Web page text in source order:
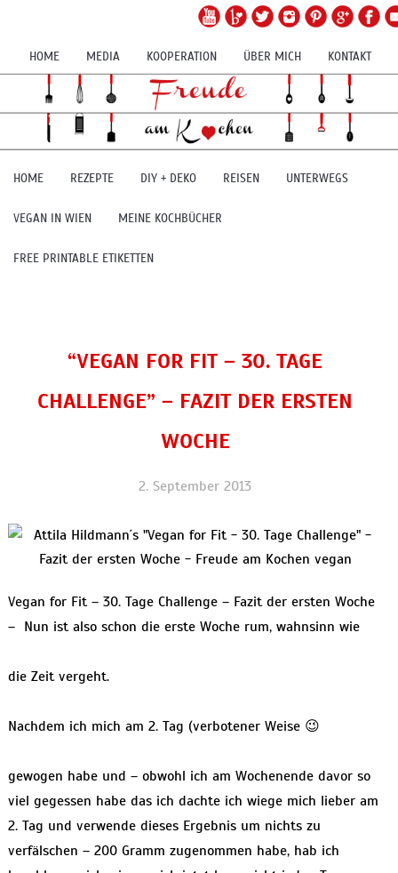
HOME MEDIA KOOPERATION ÜBER MICH KONTAKT
HOME REZEPTE DIY + DEKO REISEN UNTERWEGS
VEGAN IN WIEN MEINE KOCHBÜCHER
FREE PRINTABLE ETIKETTEN
“VEGAN FOR FIT – 30. TAGE
CHALLENGE” – FAZIT DER ERSTEN
WOCHE
2. September 2013
Vegan for Fit – 30. Tage Challenge – Fazit der ersten Woche
– Nun ist also schon die erste Woche rum, wahnsinn wie
die Zeit vergeht.
Nachdem ich mich am 2. Tag (verbotener Weise 😉
gewogen habe und – obwohl ich am Wochenende davor so
viel gegessen habe das ich dachte ich wiege mich lieber am
2. Tag und verwende dieses Ergebnis um nichts zu
verfälschen – 200 Gramm zugenommen habe, hab ich